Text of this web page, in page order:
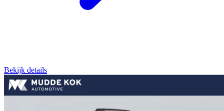
Bekijk details